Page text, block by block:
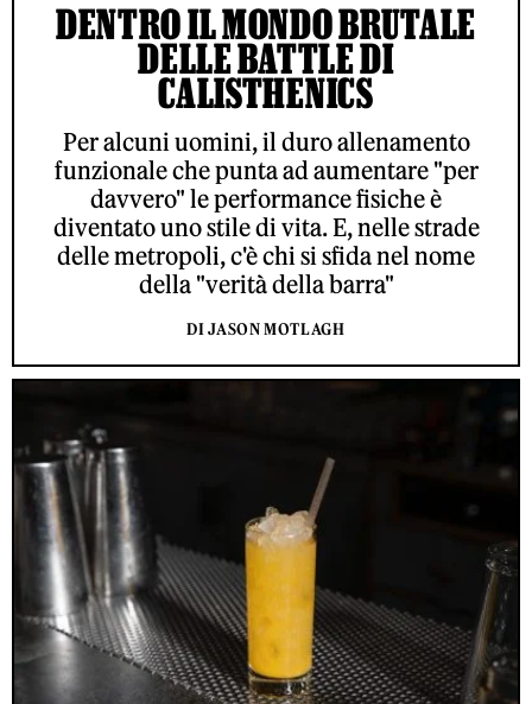
DENTRO IL MONDO BRUTALE
DELLE BATTLE DI
CALISTHENICS
Per alcuni uomini, il duro allenamento
funzionale che punta ad aumentare "per
davvero" le performance fisiche è
diventato uno stile di vita. E, nelle strade
delle metropoli, c'è chi si sfida nel nome
della "verità della barra"
DI JASON MOTLAGH